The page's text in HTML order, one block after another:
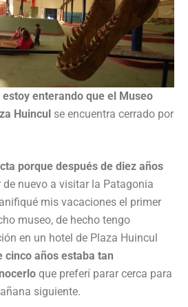
estoy enterando que el Museo
Huincul se encuentra cerrado por
porque después de diez años
nuevo a visitar la Patagonia
mis vacaciones el primer
museo, de hecho tengo
en un hotel de Plaza Huincul
cinco años estaba tan
que preferí parar cerca para
siguiente.